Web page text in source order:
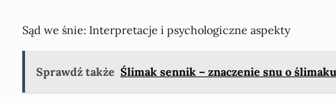
Sąd we śnie: Interpretacje i psychologiczne aspekty
Sprawdź także Ślimak sennik – znaczenie snu o